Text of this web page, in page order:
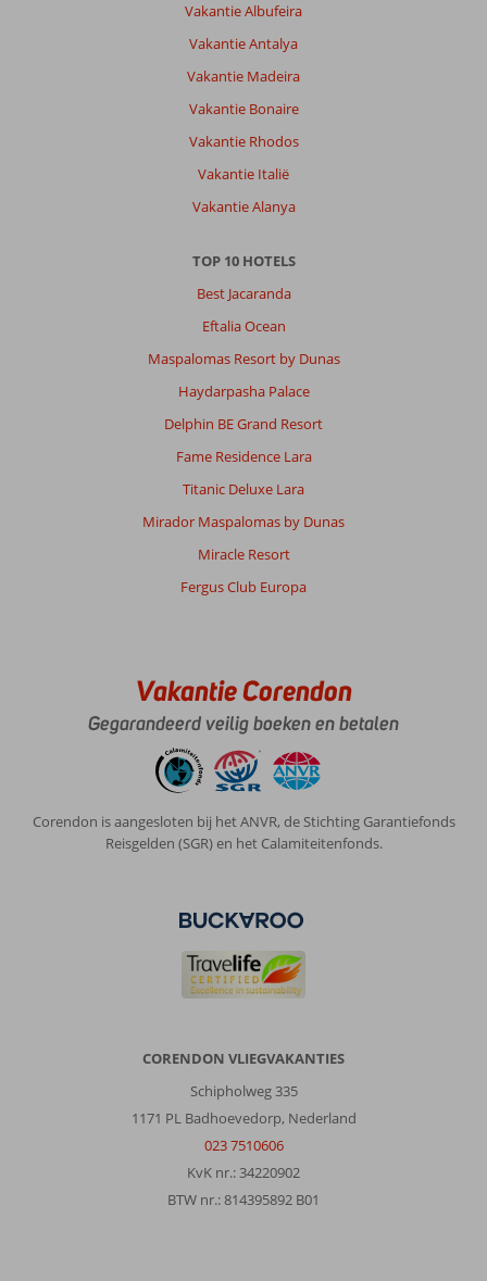
Vakantie Albufeira
Vakantie Antalya
Vakantie Madeira
Vakantie Bonaire
Vakantie Rhodos
Vakantie Italië
Vakantie Alanya
TOP 10 HOTELS
Best Jacaranda
Eftalia Ocean
Maspalomas Resort by Dunas
Haydarpasha Palace
Delphin BE Grand Resort
Fame Residence Lara
Titanic Deluxe Lara
Mirador Maspalomas by Dunas
Miracle Resort
Fergus Club Europa
Vakantie Corendon
Gegarandeerd veilig boeken en betalen
Corendon is aangesloten bij het ANVR, de Stichting Garantiefonds
Reisgelden (SGR) en het Calamiteitenfonds.
CORENDON VLIEGVAKANTIES
Schipholweg 335
1171 PL Badhoevedorp, Nederland
023 7510606
KvK nr.: 34220902
BTW nr.: 814395892 B01